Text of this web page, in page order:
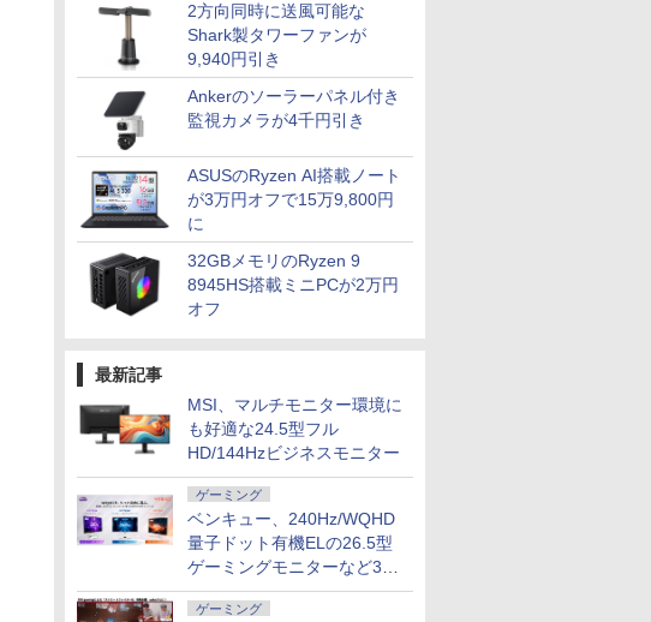
2方向同時に送風可能な
Shark製タワーファンが
9,940円引き
Ankerのソーラーパネル付き
監視カメラが4千円引き
ASUSのRyzen AI搭載ノート
が3万円オフで15万9,800円
に
32GBメモリのRyzen 9
8945HS搭載ミニPCが2万円
オフ
最新記事
MSI、マルチモニター環境に
も好適な24.5型フル
HD/144Hzビジネスモニター
ゲーミング
ベンキュー、240Hz/WQHD
量子ドット有機ELの26.5型
ゲーミングモニターなど3機
種
ゲーミング